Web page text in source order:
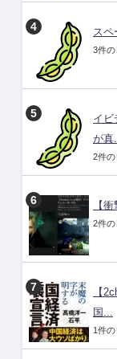
スペ
3件の
イビ
が真
2件の
【
2件の
【
国...
1件